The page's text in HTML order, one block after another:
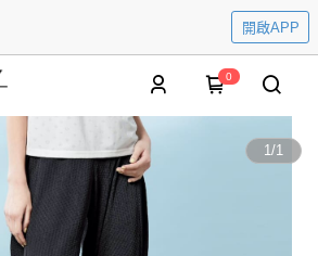
開啟APP
0
1/1